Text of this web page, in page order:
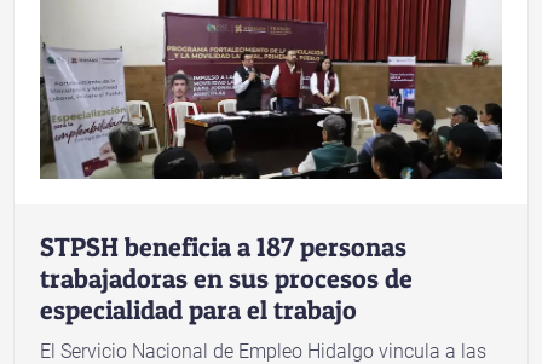
STPSH beneficia a 187 personas
trabajadoras en sus procesos de
especialidad para el trabajo
El Servicio Nacional de Empleo Hidalgo vincula a las